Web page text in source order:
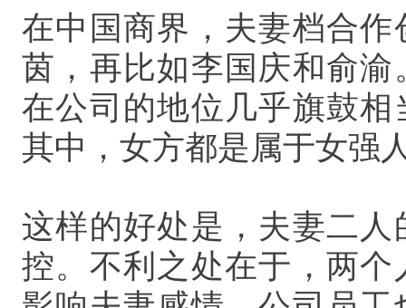
在中国商界，夫妻档合
茵，再比如李国庆和俞
在公司的地位几乎旗鼓
其中，女方都是属于女强
这样的好处是，夫妻二
控。不利之处在于，两